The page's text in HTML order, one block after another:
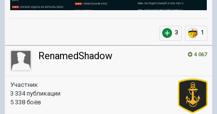
3 1
4 067
RenamedShadow
Участник
3 334 публикации
5 338 боёв